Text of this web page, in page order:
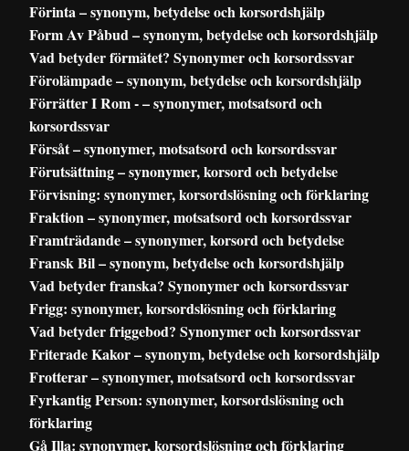
Förinta – synonym, betydelse och korsordshjälp
Form Av Påbud – synonym, betydelse och korsordshjälp
Vad betyder förmätet? Synonymer och korsordssvar
Förolämpade – synonym, betydelse och korsordshjälp
Förrätter I Rom - – synonymer, motsatsord och
korsordssvar
Försåt – synonymer, motsatsord och korsordssvar
Förutsättning – synonymer, korsord och betydelse
Förvisning: synonymer, korsordslösning och förklaring
Fraktion – synonymer, motsatsord och korsordssvar
Framträdande – synonymer, korsord och betydelse
Fransk Bil – synonym, betydelse och korsordshjälp
Vad betyder franska? Synonymer och korsordssvar
Frigg: synonymer, korsordslösning och förklaring
Vad betyder friggebod? Synonymer och korsordssvar
Friterade Kakor – synonym, betydelse och korsordshjälp
Frotterar – synonymer, motsatsord och korsordssvar
Fyrkantig Person: synonymer, korsordslösning och
förklaring
Gå Illa: synonymer, korsordslösning och förklaring